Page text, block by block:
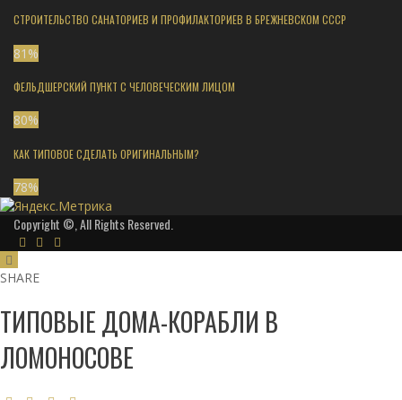
СТРОИТЕЛЬСТВО САНАТОРИЕВ И ПРОФИЛАКТОРИЕВ В БРЕЖНЕВСКОМ СССР
81 %
ФЕЛЬДШЕРСКИЙ ПУНКТ С ЧЕЛОВЕЧЕСКИМ ЛИЦОМ
80%
КАК ТИПОВОЕ СДЕЛАТЬ ОРИГИНАЛЬНЫМ?
78%
Copyright ©, All Rights Reserved.
SHARE
ТИПОВЫЕ ДОМА-КОРАБЛИ В
ЛОМОНОСОВЕ